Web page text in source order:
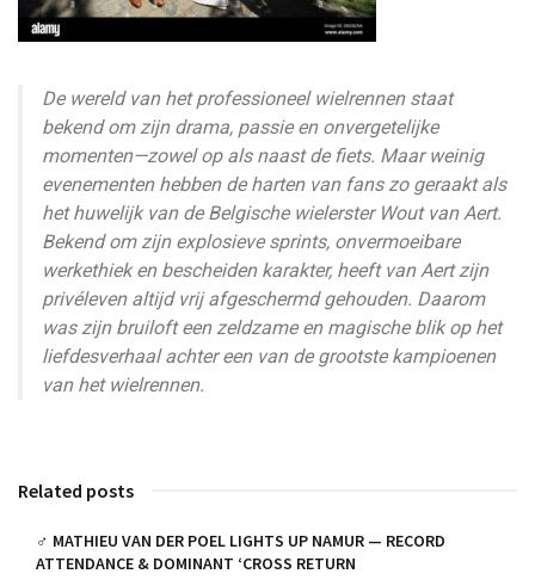
De wereld van het professioneel wielrennen staat
bekend om zijn drama, passie en onvergetelijke
momenten—zowel op als naast de fiets. Maar weinig
evenementen hebben de harten van fans zo geraakt als
het huwelijk van de Belgische wielerster Wout van Aert.
Bekend om zijn explosieve sprints, onvermoeibare
werkethiek en bescheiden karakter, heeft van Aert zijn
privéleven altijd vrij afgeschermd gehouden. Daarom
was zijn bruiloft een zeldzame en magische blik op het
liefdesverhaal achter een van de grootste kampioenen
van het wielrennen.
Related posts
‍♂️ MATHIEU VAN DER POEL LIGHTS UP NAMUR — RECORD
ATTENDANCE & DOMINANT ‘CROSS RETURN